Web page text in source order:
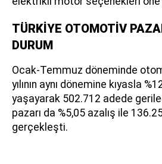
TÜRKİYE OTOMOTİV
DURUM
Ocak-Temmuz döneminde
yılının aynı dönemine kıyasla
yaşayarak 502.712 adede
pazarı da %5,05 azalış ile
gerçekleşti.